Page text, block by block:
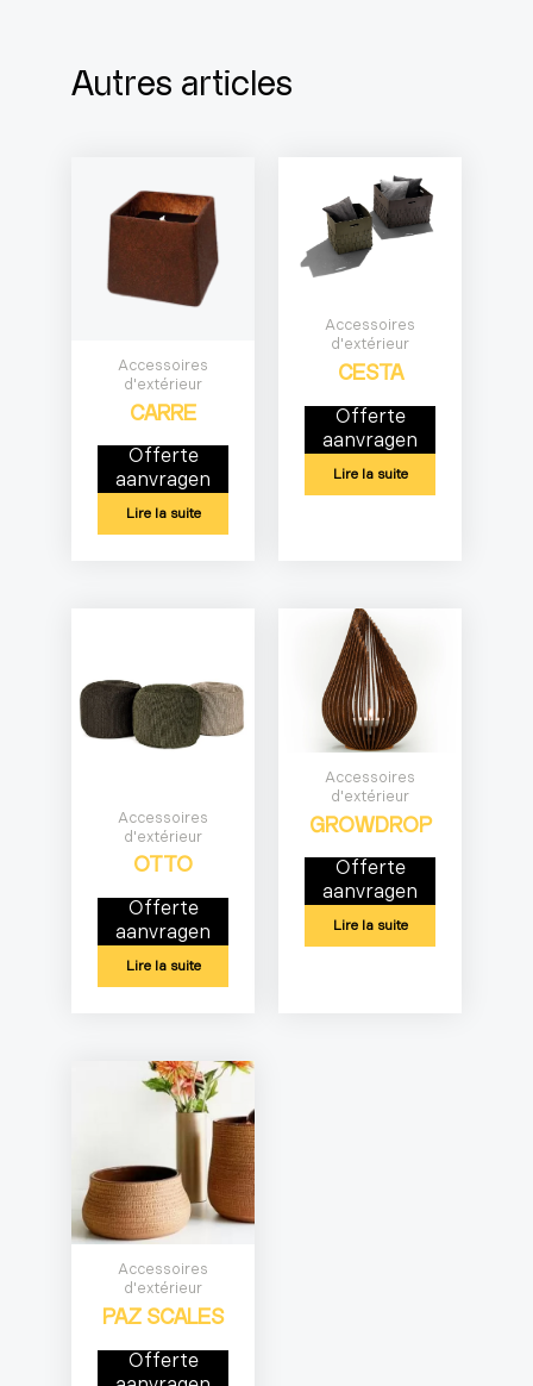
Autres articles
Accessoires
d'extérieur
CARRE
Offerte
aanvragen
Lire la suite
Accessoires
d'extérieur
CESTA
Offerte
aanvragen
Lire la suite
Accessoires
d'extérieur
OTTO
Offerte
aanvragen
Lire la suite
Accessoires
d'extérieur
GROWDROP
Offerte
aanvragen
Lire la suite
Accessoires
d'extérieur
PAZ SCALES
Offerte